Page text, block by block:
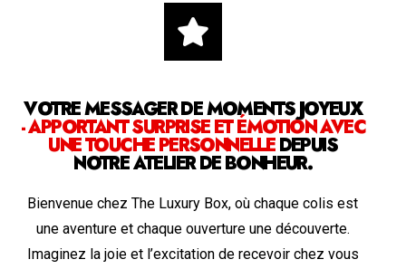
VOTRE MESSAGER DE MOMENTS JOYEUX
- APPORTANT SURPRISE ET ÉMOTION AVEC
UNE TOUCHE PERSONNELLEDEPUIS
NOTRE ATELIER DE BONHEUR.
Bienvenue chez The Luxury Box, où chaque colis est
une aventure et chaque ouverture une découverte.
Imaginez la joie et l’excitation de recevoir chez vous